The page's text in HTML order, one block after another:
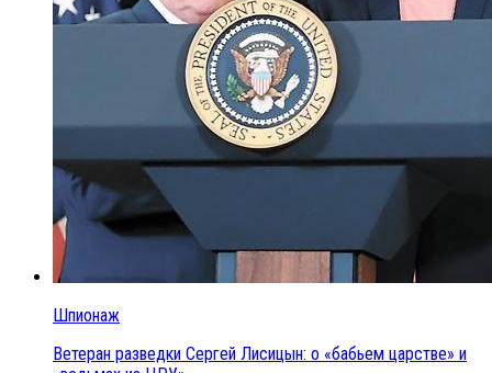
Шпионаж
Ветеран разведки Сергей Лисицын: о «бабьем царстве» и